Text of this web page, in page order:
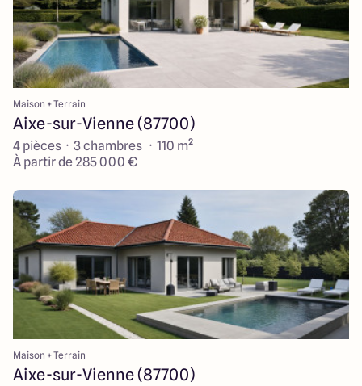
Maison + Terrain
Aixe-sur-Vienne (87700)
4 pièces · 3 chambres · 110 m²
À partir de 285 000 €
Maison + Terrain
Aixe-sur-Vienne (87700)